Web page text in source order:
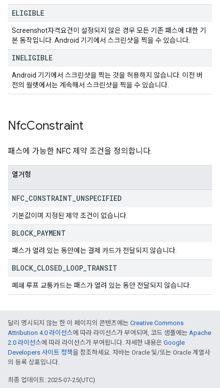
ELIGIBLE
Screenshot자격요건이 설정되지 않은 경우 모든 기존 패스에 대한 기
본 동작입니다. Android 기기에서 스크린샷을 찍을 수 있습니다.
INELIGIBLE
Android 기기에서 스크린샷을 찍는 것을 허용하지 않습니다. 이전 버
전의 월렛에서는 계속해서 스크린샷을 찍을 수 있습니다.
NfcConstraint
패스에 가능한 NFC 제약 조건을 정의합니다.
열거형
NFC CONSTRAINT UNSPECIFIED
기본값이며 지정된 제약 조건이 없습니다.
BLOCK PAYMENT
패스가 열려 있는 동안에는 결제 카드가 전달되지 않습니다.
BLOCK CLOSED LOOP TRANSIT
폐쇄 루프 교통카드는 패스가 열려 있는 동안 전달되지 않습니다.
달리 명시되지 않는 한 이 페이지의 콘텐츠에는 Creative Commons
Attribution 4.0 라이선스에 따라 라이선스가 부여되며, 코드 샘플에는 Apache
2.0 라이선스에 따라 라이선스가 부여됩니다. 자세한 내용은 Google
Developers 사이트 정책을 참조하세요. 자바는 Oracle 및/또는 Oracle 계열사
의 등록 상표입니다.
최종 업데이트: 2025-07-25(UTC)